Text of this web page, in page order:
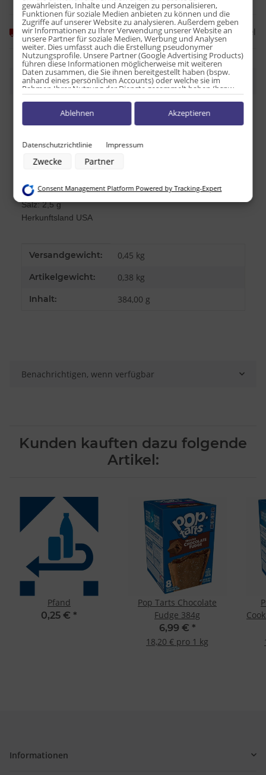
Momentan nicht verfügbar Frage zum Artikel
Beschreibung
Nährwerttabelle pro 100g:
Energie: 1591kJ / 380kcal
davon ges. Fettsäuren: 0 g
Kohlenhydrate: 70 g
Eiweiß: 4 g
Salz: 2,5 g
Herkunftsland USA
Produkteigenschaft
Wert
Versandgewicht: 0,45 kg
Artikelgewicht: 0,38 kg
Inhalt: 384,00 g
Benachrichtigen, wenn verfügbar
Kunden kauften dazu folgende
Artikel:
Pfand
0,25 € *
Pop Tarts Chocolate
Fudge 384g
6,99 € *
18,20 € pro 1 kg
Informationen
gewährleisten, Inhalte und Anzeigen zu personalisieren,
Funktionen für soziale Medien anbieten zu können und die
Zugriffe auf unserer Website zu analysieren. Außerdem geben
wir Informationen zu Ihrer Verwendung unserer Website an
unsere Partner für soziale Medien, Werbung und Analysen
weiter. Dies umfasst auch die Erstellung pseudonymer
Nutzungsprofile. Unsere Partner (Google Advertising Products)
führen diese Informationen möglicherweise mit weiteren
Daten zusammen, die Sie ihnen bereitgestellt haben (bspw.
anhand eines persönlichen Accounts) oder welche sie im
Rahmen Ihrer Nutzung der Dienste gesammelt haben (bspw.
Nutzungsdaten anderer Geräte). Ihre Einwilligung zur Nutzung
von Cookies und Pixeln können Sie jederzeit widerrufen,
indem Sie auf den Datenschutz-Button links unten klicken und
dort die entsprechenden Anpassungen vornehmen.
Zwecke der Datenverarbeitung durch unsere Partner:
Verwendung reduzierter Daten zur Auswahl von Werbeanzeigen
Erstellung von Profilen zur Personalisierung von Inhalten
Verwendung von Profilen zur Auswahl personalisierter Inhalte
Messung der Werbeleistung
Messung der Performance von Inhalten
Verwendung reduzierter Daten zur Auswahl von Inhalten
Besondere Features:
Endgeräteeigenschaften zur Identifikation aktiv abfragen
Datenschutzrichtlinie Impressum
Zwecke Partner
Ablehnen Akzeptieren
Consent Management Platform Powered by Tracking-Expert